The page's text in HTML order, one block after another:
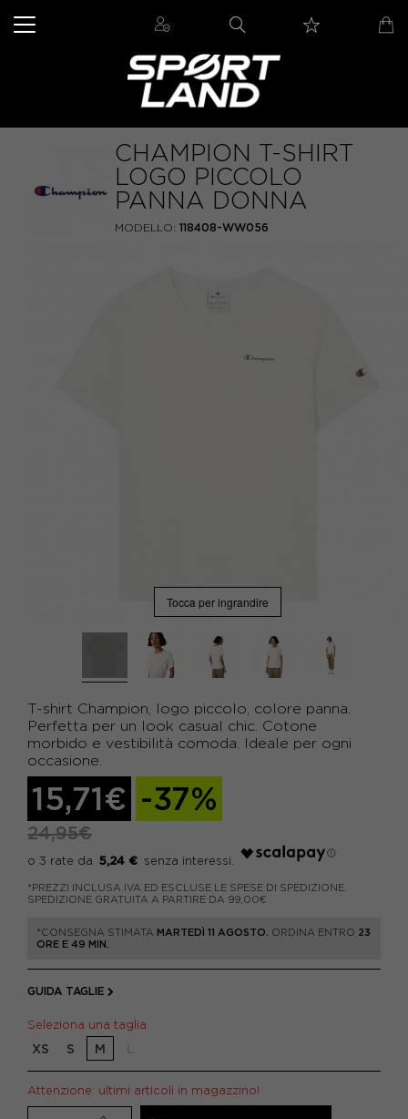
CHAMPION T-SHIRT
LOGO PICCOLO
PANNA DONNA
MODELLO: 118408-WW056
Tocca per ingrandire
T-shirt Champion, logo piccolo, colore panna.
Perfetta per un look casual chic. Cotone
morbido e vestibilità comoda. Ideale per ogni
occasione.
15,71€ -37%
24,95€
5,24 €
*PREZZI INCLUSA IVA ED ESCLUSE LE SPESE DI SPEDIZIONE.
SPEDIZIONE GRATUITA A PARTIRE DA 99,00€
*CONSEGNA STIMATA MARTEDÌ 11 AGOSTO. ORDINA ENTRO 23
ORE E 49 MIN.
GUIDA TAGLIE
Seleziona una taglia
XS S M
Attenzione: ultimi articoli in magazzino!